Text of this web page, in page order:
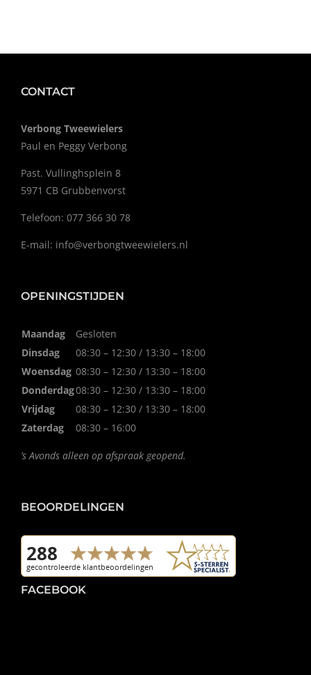
CONTACT
Verbong Tweewielers
Paul en Peggy Verbong
Past. Vullinghsplein 8
5971 CB Grubbenvorst
Telefoon: 077 366 30 78
E-mail: info@verbongtweewielers.nl
OPENINGSTIJDEN
Maandag
Gesloten
Dinsdag
08:30 – 12:30 / 13:30 – 18:00
Woensdag 08:30 – 12:30 / 13:30 – 18:00
Donderdag08:30 – 12:30 / 13:30 – 18:00
Vrijdag
08:30 – 12:30 / 13:30 – 18:00
Zaterdag
08:30 – 16:00
’s Avonds alleen op afspraak geopend.
BEOORDELINGEN
FACEBOOK